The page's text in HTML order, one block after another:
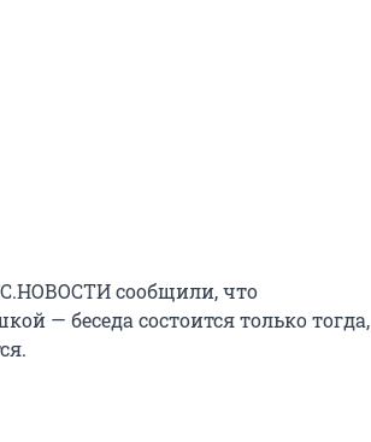
сообщили, что
— беседа состоится только тогда,